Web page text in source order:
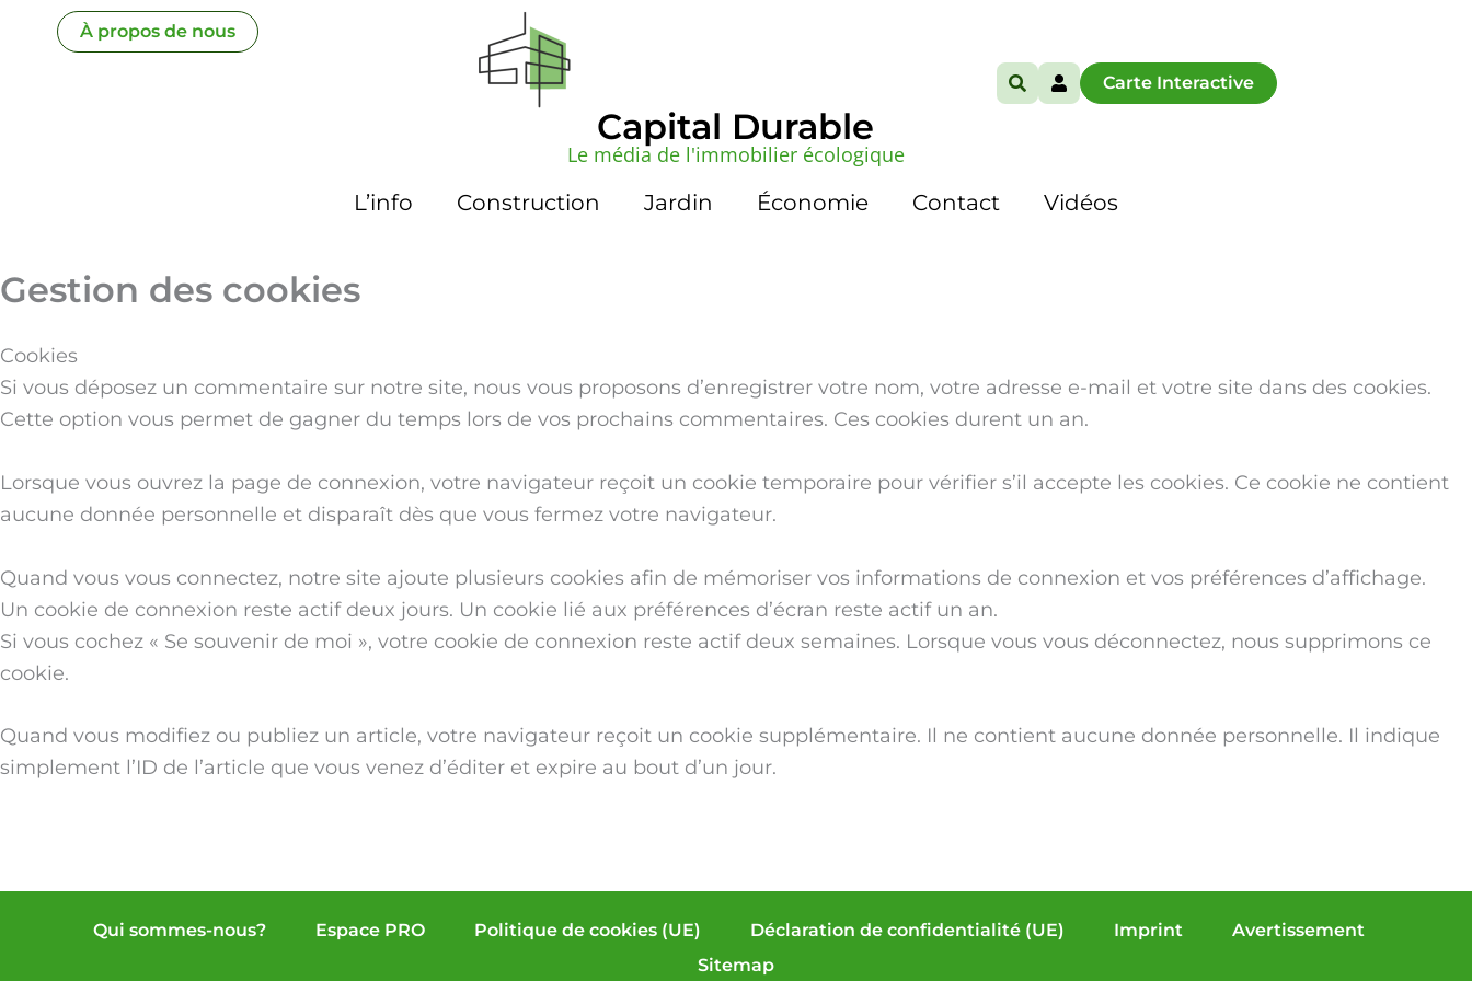
À propos de nous
Capital Durable
Le média de l'immobilier écologique
Carte Interactive
L’info Construction Jardin Économie Contact Vidéos
Gestion des cookies
Cookies
Si vous déposez un commentaire sur notre site, nous vous proposons d’enregistrer votre nom, votre adresse e-mail et votre site dans des cookies.
Cette option vous permet de gagner du temps lors de vos prochains commentaires. Ces cookies durent un an.
Lorsque vous ouvrez la page de connexion, votre navigateur reçoit un cookie temporaire pour vérifier s’il accepte les cookies. Ce cookie ne contient
aucune donnée personnelle et disparaît dès que vous fermez votre navigateur.
Quand vous vous connectez, notre site ajoute plusieurs cookies afin de mémoriser vos informations de connexion et vos préférences d’affichage.
Un cookie de connexion reste actif deux jours. Un cookie lié aux préférences d’écran reste actif un an.
Si vous cochez « Se souvenir de moi », votre cookie de connexion reste actif deux semaines. Lorsque vous vous déconnectez, nous supprimons ce
cookie.
Quand vous modifiez ou publiez un article, votre navigateur reçoit un cookie supplémentaire. Il ne contient aucune donnée personnelle. Il indique
simplement l’ID de l’article que vous venez d’éditer et expire au bout d’un jour.
Qui sommes-nous? Espace PRO Politique de cookies (UE) Déclaration de confidentialité (UE) Imprint
Avertissement
Sitemap